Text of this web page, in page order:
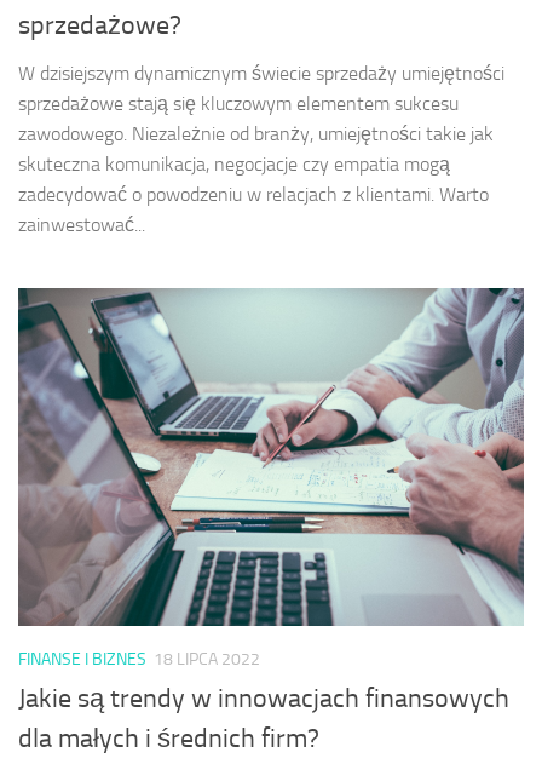
sprzedażowe?
W dzisiejszym dynamicznym świecie sprzedaży umiejętności
sprzedażowe stają się kluczowym elementem sukcesu
zawodowego. Niezależnie od branży, umiejętności takie jak
skuteczna komunikacja, negocjacje czy empatia mogą
zadecydować o powodzeniu w relacjach z klientami. Warto
zainwestować...
FINANSE I BIZNES 18 LIPCA 2022
Jakie są trendy w innowacjach finansowych
dla małych i średnich firm?